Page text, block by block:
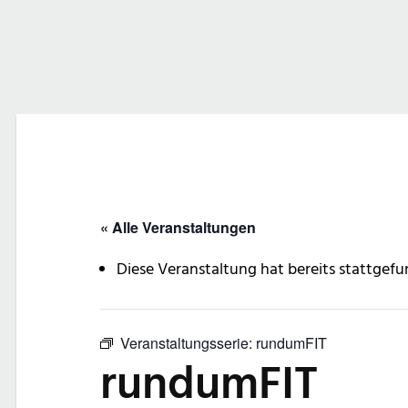
« Alle Veranstaltungen
Diese Veranstaltung hat bereits
Veranstaltungsserie: rundumFIT
rundumFIT